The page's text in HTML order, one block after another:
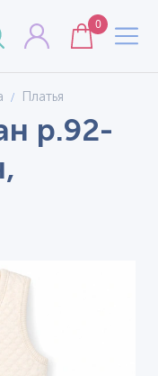
0
Платья
р.92-